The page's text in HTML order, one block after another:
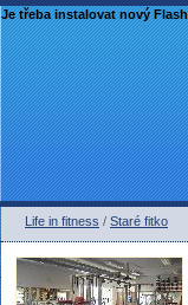
Je třeba instalovat nový Flash
Life in fitness / Staré fitko